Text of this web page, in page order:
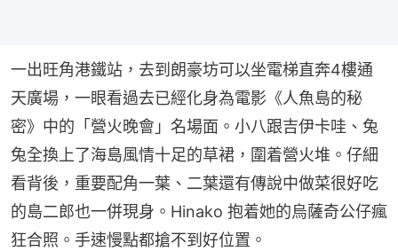
一出旺角港鐵站，去到朗豪坊可以坐電梯直奔4樓通
天廣場，一眼看過去已經化身為電影《人魚島的秘
密》中的「營火晚會」名場面。小八跟吉伊卡哇、兔
兔全換上了海島風情十足的草裙，圍着營火堆。仔細
看背後，重要配角一葉、二葉還有傳說中做菜很好吃
的島二郎也一併現身。Hinako 抱着她的烏薩奇公仔瘋
狂合照。手速慢點都搶不到好位置。